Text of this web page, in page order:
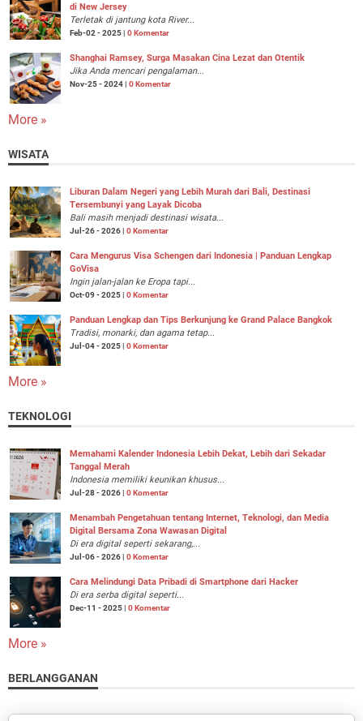
di New Jersey
Terletak di jantung kota River...
Feb-02 - 2025 | 0 Komentar
Shanghai Ramsey, Surga Masakan Cina Lezat dan Otentik
Jika Anda mencari pengalaman...
Nov-25 - 2024 | 0 Komentar
More »
WISATA
Liburan Dalam Negeri yang Lebih Murah dari Bali, Destinasi
Tersembunyi yang Layak Dicoba
Bali masih menjadi destinasi wisata...
Jul-26 - 2026 | 0 Komentar
Cara Mengurus Visa Schengen dari Indonesia | Panduan Lengkap
GoVisa
Ingin jalan-jalan ke Eropa tapi...
Oct-09 - 2025 | 0 Komentar
Panduan Lengkap dan Tips Berkunjung ke Grand Palace Bangkok
Tradisi, monarki, dan agama tetap...
Jul-04 - 2025 | 0 Komentar
More »
TEKNOLOGI
Memahami Kalender Indonesia Lebih Dekat, Lebih dari Sekadar
Tanggal Merah
Indonesia memiliki keunikan khusus...
Jul-28 - 2026 | 0 Komentar
Menambah Pengetahuan tentang Internet, Teknologi, dan Media
Digital Bersama Zona Wawasan Digital
Di era digital seperti sekarang,...
Jul-06 - 2026 | 0 Komentar
Cara Melindungi Data Pribadi di Smartphone dari Hacker
Di era serba digital seperti...
Dec-11 - 2025 | 0 Komentar
More »
BERLANGGANAN